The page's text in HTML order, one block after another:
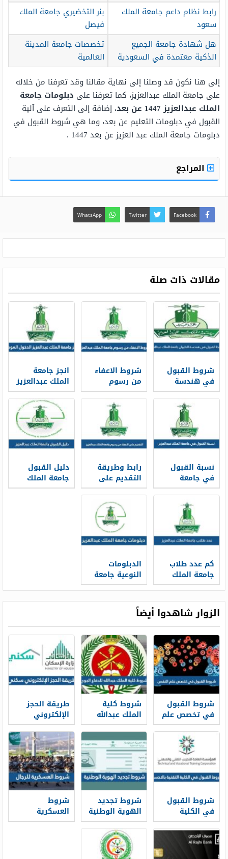
رابط نظام داعم جامعة الملك
سعود
بنر التخضيري جامعة الملك
فيصل
هل شهادة جامعة الجميع
الذكية معتمدة في السعودية
تخصصات جامعة المدينة
العالمية
إلى هنا نكون قد وصلنا إلى نهاية مقالنا وقد تعرفنا من خلاله
على جامعة الملك عبدالعزيز، كما تعرفنا على دبلومات جامعة
الملك عبدالعزيز 1447 عن بعد
، إضافة إلى التعرف على آلية
القبول في دبلومات التعليم عن بعد، وما هي شروط القبول في
دبلومات جامعة الملك عبد العزيز عن بعد 1447 .
المراجع
Facebook
Twitter
WhatsApp
مقالات ذات صلة
شروط القبول
في هندسة
الطيران جامعة
الملك عبدالعزيز
شروط الاعفاء
من رسوم
جامعة الملك
عبدالعزيز 1448
انجز جامعة
الملك عبدالعزيز
الدخول الموحد
1448
نسبة القبول
في جامعة
الملك عبدالعزيز
1448
رابط وطريقة
التقديم على
الاعفاء من
رسوم جامعة
الملك عبدالعزيز
دليل القبول
جامعة الملك
عبدالعزيز 1447
كم عدد طلاب
جامعة الملك
عبدالعزيز 1447
الدبلومات
النوعية جامعة
الملك عبدالعزيز
الزوار شاهدوا أيضاً
شروط القبول
في تخصص علم
النفس ونسب
القبول 1448
شروط كلية
الملك عبدالله
للدفاع الجوي
1448 ونسب
القبول
طريقة الحجز
الإلكتروني
سكني 1448
وشروط الحجز
شروط القبول
في الكلية
التقنية بالاحساء
1448 ونسب
القبول
شروط تجديد
الهوية الوطنية
1448 قبل
انتهائها
شروط
العسكرية
للرجال 1448